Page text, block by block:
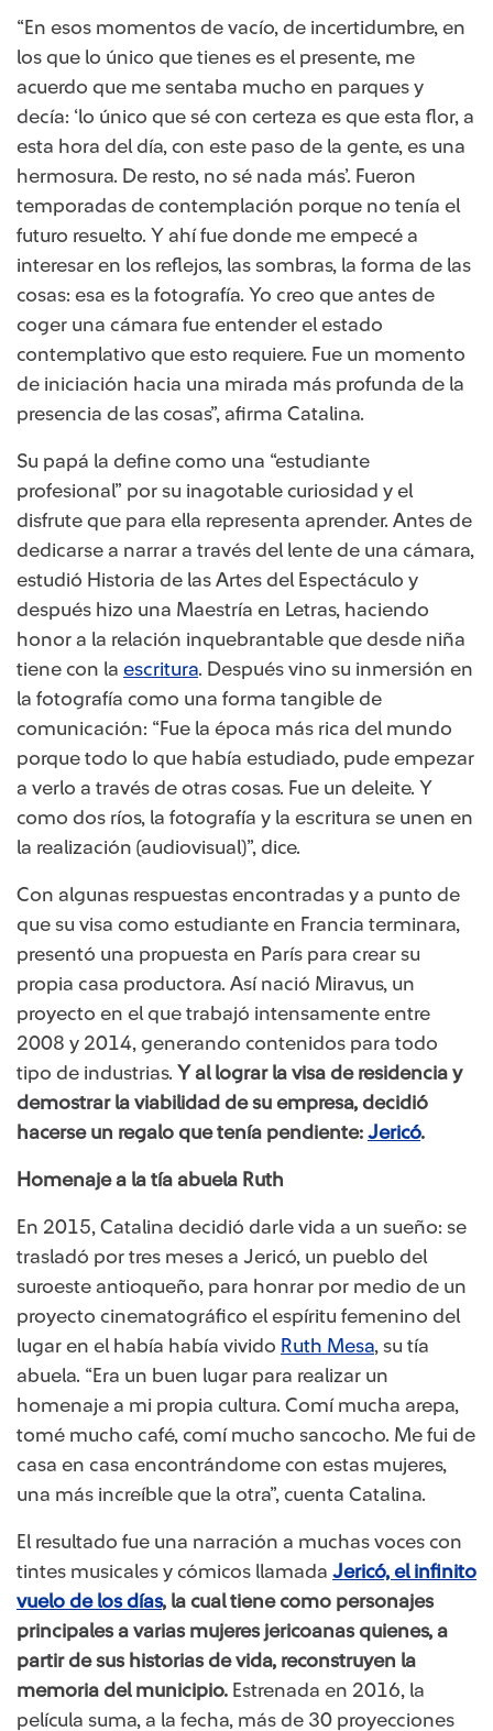
“En esos momentos de vacío, de incertidumbre, en
los que lo único que tienes es el presente, me
acuerdo que me sentaba mucho en parques y
decía: ‘lo único que sé con certeza es que esta flor, a
esta hora del día, con este paso de la gente, es una
hermosura. De resto, no sé nada más’. Fueron
temporadas de contemplación porque no tenía el
futuro resuelto. Y ahí fue donde me empecé a
interesar en los reflejos, las sombras, la forma de las
cosas: esa es la fotografía. Yo creo que antes de
coger una cámara fue entender el estado
contemplativo que esto requiere. Fue un momento
de iniciación hacia una mirada más profunda de la
presencia de las cosas”, afirma Catalina.
Su papá la define como una “estudiante
profesional” por su inagotable curiosidad y el
disfrute que para ella representa aprender. Antes de
dedicarse a narrar a través del lente de una cámara,
estudió Historia de las Artes del Espectáculo y
después hizo una Maestría en Letras, haciendo
honor a la relación inquebrantable que desde niña
tiene con la escritura. Después vino su inmersión en
la fotografía como una forma tangible de
comunicación: “Fue la época más rica del mundo
porque todo lo que había estudiado, pude empezar
a verlo a través de otras cosas. Fue un deleite. Y
como dos ríos, la fotografía y la escritura se unen en
la realización (audiovisual)”, dice.
Con algunas respuestas encontradas y a punto de
que su visa como estudiante en Francia terminara,
presentó una propuesta en París para crear su
propia casa productora. Así nació Miravus, un
proyecto en el que trabajó intensamente entre
2008 y 2014, generando contenidos para todo
tipo de industrias. Y al lograr la visa de residencia y
demostrar la viabilidad de su empresa, decidió
hacerse un regalo que tenía pendiente: Jericó​.
Homenaje a la tía abuela Ruth
En 2015, Catalina decidió darle vida a un sueño: se
trasladó por tres meses a Jericó, un pueblo del
suroeste antioqueño, para honrar por medio de un
proyecto cinematográfico el espíritu femenino del
lugar en el había había vivido Ruth Mesa​, su tía
abuela. “Era un buen lugar para realizar un
homenaje a mi propia cultura. Comí mucha arepa,
tomé mucho café, comí mucho sancocho. Me fui de
casa en casa encontrándome con estas mujeres,
una más increíble que la otra”, cuenta Catalina.
El resultado fue una narración a muchas voces con
tintes musicales y cómicos llamada Jericó, el infinito
vuelo de los días​, la cual tiene como personajes
principales a varias mujeres jericoanas quienes, a
partir de sus historias de vida, reconstruyen la
memoria del municipio. Estrenada en 2016, la
película suma, a la fecha, más de 30 proyecciones